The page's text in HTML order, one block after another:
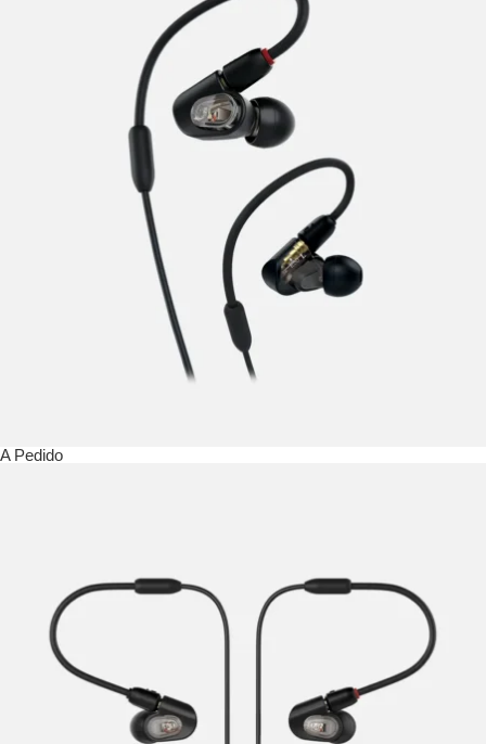
A Pedido